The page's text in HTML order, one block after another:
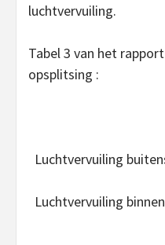
luchtvervuiling.
Tabel 3 van het
opsplitsing :
Luchtvervuiling
Luchtvervuiling